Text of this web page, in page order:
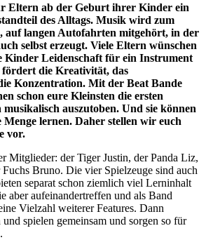
Eltern ab der Geburt ihrer Kinder ein
des Alltags. Musik wird zum
auf langen Autofahrten mitgehört, in der
selbst erzeugt. Viele Eltern wünschen
Kinder Leidenschaft für ein Instrument
die Kreativität, das
Konzentration. Mit der Beat Bande
schon eure Kleinsten die ersten
musikalisch auszutoben. Und sie können
Menge lernen. Daher stellen wir euch
vor.
Mitglieder: der Tiger Justin, der Panda Liz,
Bruno. Die vier Spielzeuge sind auch
separat schon ziemlich viel Lerninhalt
aber aufeinandertreffen und als Band
Vielzahl weiterer Features. Dann
spielen gemeinsam und sorgen so für